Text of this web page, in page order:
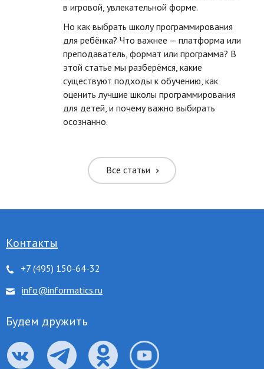
в игровой, увлекательной форме.
Но как выбрать школу программирования
для ребёнка? Что важнее — платформа или
преподаватель, формат или программа? В
этой статье мы разберёмся, какие
существуют подходы к обучению, как
оценить лучшие школы программирования
для детей, и почему важно выбирать
осознанно.
Все статьи
Контакты
+7 (495) 150-64-32
info@informatics.ru
Будем дружить
размер текста
размер текста
межбуквенное
межбуквенное
межстрочное
цвета
ссылки